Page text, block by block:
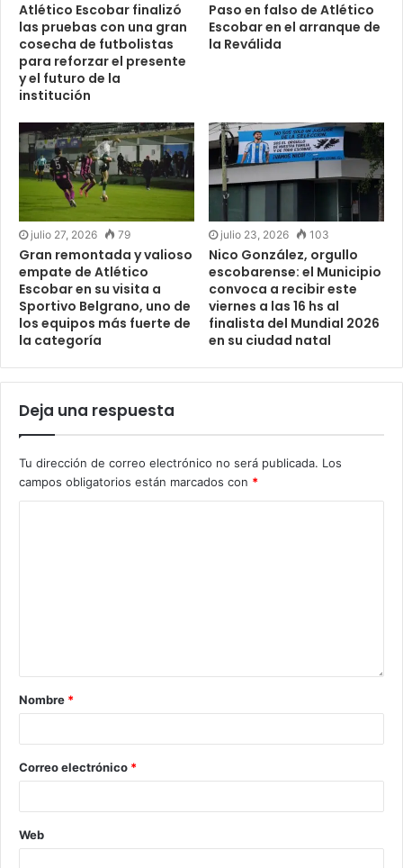
Atlético Escobar finalizó
las pruebas con una gran
cosecha de futbolistas
para reforzar el presente
y el futuro de la
institución
Paso en falso de Atlético
Escobar en el arranque de
la Reválida
julio 27, 2026 79
Gran remontada y valioso
empate de Atlético
Escobar en su visita a
Sportivo Belgrano, uno de
los equipos más fuerte de
la categoría
julio 23, 2026 103
Nico González, orgullo
escobarense: el Municipio
convoca a recibir este
viernes a las 16 hs al
finalista del Mundial 2026
en su ciudad natal
Deja una respuesta
Tu dirección de correo electrónico no será publicada. Los
campos obligatorios están marcados con *
Nombre *
Correo electrónico *
Web